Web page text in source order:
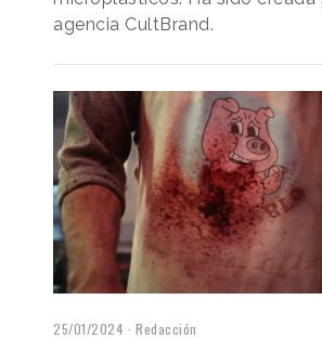
agencia CultBrand.
25/01/2024 Redacción